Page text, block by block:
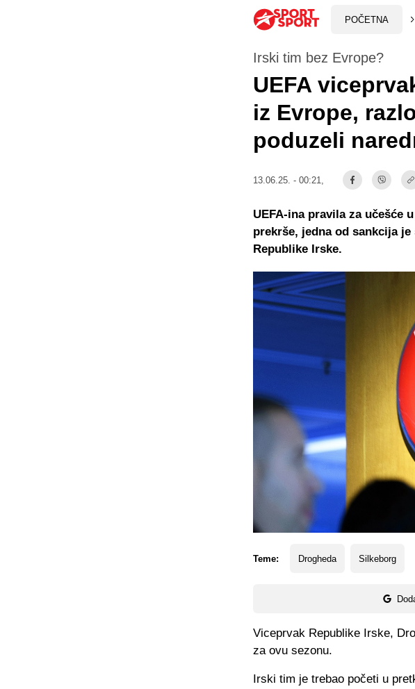
POČETNA
Irski tim bez Evrope?
UEFA
iz Evrope,
poduzeli
13.06.25. - 00:21,
Teme: Drogheda Silkeborg
UEFA-ina pravila za učešće
prekrše, jedna od sankcija
Republike Irske.
Viceprvak Republike Irske,
za ovu sezonu.
Irski tim je trebao početi u